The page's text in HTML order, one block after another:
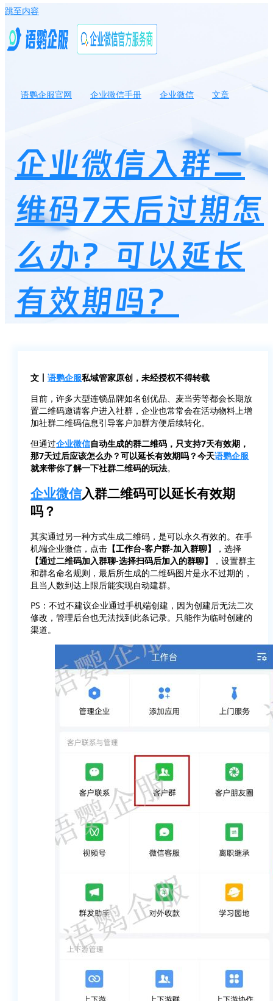
跳至内容
语鹦企服官网 企业微信手册 企业微信
文章
企业微信入群二
维码7天后过期怎
么办？可以延长
有效期吗？
文丨 语鹦企服私域管家原创，未经授权不得转载
目前，许多大型连锁品牌如名创优品、麦当劳等都会长期放
置二维码邀请客户进入社群，企业也常常会在活动物料上增
加社群二维码信息引导客户加群方便后续转化。
但通过企业微信自动生成的群二维码，只支持7天有效期，
那7天过后应该怎么办？可以延长有效期吗？今天语鹦企服
就来带你了解一下社群二维码的玩法。
企业微信入群二维码可以延长有效期
吗？
其实通过另一种方式生成二维码，是可以永久有效的。在手
机端企业微信，点击 【工作台-客户群-加入群聊】
，选择
【通过二维码加入群聊-选择扫码后加入的群聊】
，设置群主
和群名命名规则，最后所生成的二维码图片是永不过期的，
且当人数到达上限后能实现自动建群。
PS：不过不建议企业通过手机端创建，因为创建后无法二次
修改，管理后台也无法找到此条记录。只能作为临时创建的
渠道。